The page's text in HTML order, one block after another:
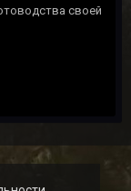
своей